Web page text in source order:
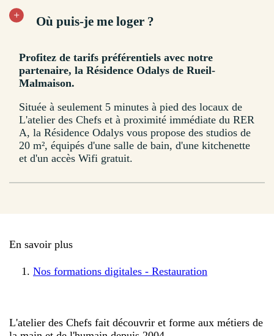
Où puis-je me loger ?
Profitez de tarifs préférentiels avec notre
partenaire, la Résidence Odalys de Rueil-
Malmaison.
Située à seulement 5 minutes à pied des locaux de
L'atelier des Chefs et à proximité immédiate du RER
A, la Résidence Odalys vous propose des studios de
20 m², équipés d'une salle de bain, d'une kitchenette
et d'un accès Wifi gratuit.
En savoir plus
Nos formations digitales - Restauration
L'atelier des Chefs fait découvrir et forme aux métiers de